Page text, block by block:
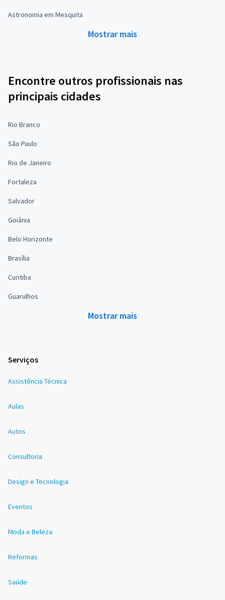
Astronomia em Mesquita
Mostrar mais
Encontre outros profissionais nas
principais cidades
Rio Branco
São Paulo
Rio de Janeiro
Fortaleza
Salvador
Goiânia
Belo Horizonte
Brasília
Curitiba
Guarulhos
Mostrar mais
Serviços
Assistência Técnica
Aulas
Autos
Consultoria
Design e Tecnologia
Eventos
Moda e Beleza
Reformas
Saúde